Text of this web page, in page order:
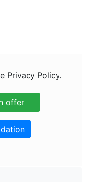
Privacy Policy.